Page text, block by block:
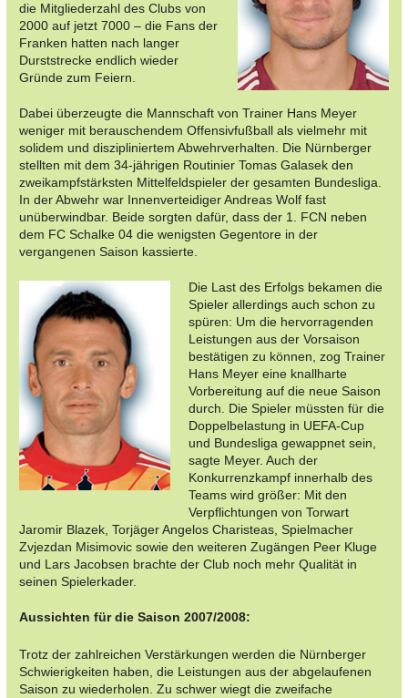
die Mitgliederzahl des Clubs von
2000 auf jetzt 7000 – die Fans der
Franken hatten nach langer
Durststrecke endlich wieder
Gründe zum Feiern.
Dabei überzeugte die Mannschaft von Trainer Hans Meyer
weniger mit berauschendem Offensivfußball als vielmehr mit
solidem und diszipliniertem Abwehrverhalten. Die Nürnberger
stellten mit dem 34-jährigen Routinier Tomas Galasek den
zweikampfstärksten Mittelfeldspieler der gesamten Bundesliga.
In der Abwehr war Innenverteidiger Andreas Wolf fast
unüberwindbar. Beide sorgten dafür, dass der 1. FCN neben
dem FC Schalke 04 die wenigsten Gegentore in der
vergangenen Saison kassierte.
Die Last des Erfolgs bekamen die
Spieler allerdings auch schon zu
spüren: Um die hervorragenden
Leistungen aus der Vorsaison
bestätigen zu können, zog Trainer
Hans Meyer eine knallharte
Vorbereitung auf die neue Saison
durch. Die Spieler müssten für die
Doppelbelastung in UEFA-Cup
und Bundesliga gewappnet sein,
sagte Meyer. Auch der
Konkurrenzkampf innerhalb des
Teams wird größer: Mit den
Verpflichtungen von Torwart
Jaromir Blazek, Torjäger Angelos Charisteas, Spielmacher
Zvjezdan Misimovic sowie den weiteren Zugängen Peer Kluge
und Lars Jacobsen brachte der Club noch mehr Qualität in
seinen Spielerkader.
Aussichten für die Saison 2007/2008:
Trotz der zahlreichen Verstärkungen werden die Nürnberger
Schwierigkeiten haben, die Leistungen aus der abgelaufenen
Saison zu wiederholen. Zu schwer wiegt die zweifache